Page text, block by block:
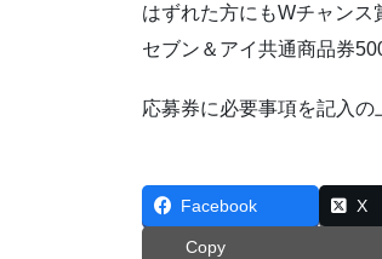
はずれた方にもWチャン
セブン＆アイ共通商品券
応募券に必要事項を記入
Facebook X
Copy